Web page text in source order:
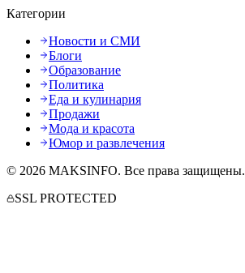
Категории
Новости и СМИ
Блоги
Образование
Политика
Еда и кулинария
Продажи
Мода и красота
Юмор и развлечения
© 2026 MAKSINFO. Все права защищены.
SSL PROTECTED